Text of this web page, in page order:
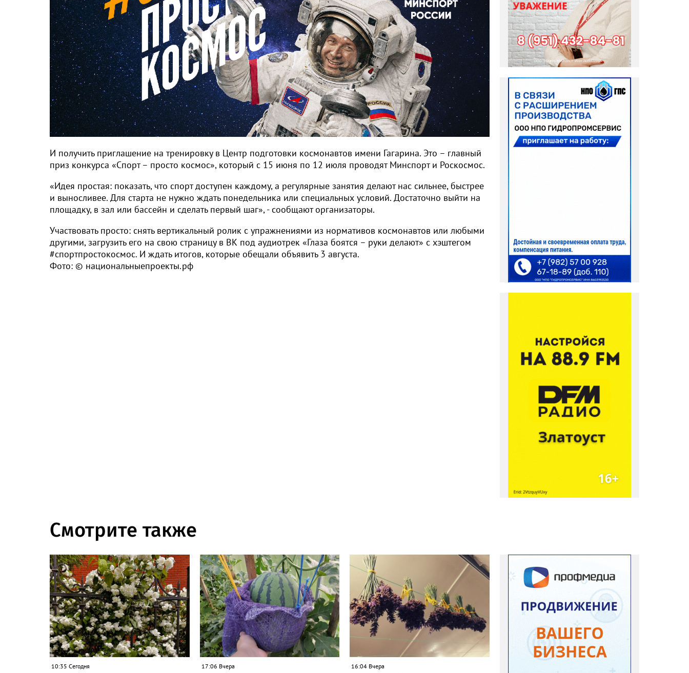
И получить приглашение на тренировку в Центр подготовки космонавтов имени Гагарина. Это – главный
приз конкурса «Спорт – просто космос», который с 15 июня по 12 июля проводят Минспорт и Роскосмос.
«Идея простая: показать, что спорт доступен каждому, а регулярные занятия делают нас сильнее, быстрее
и выносливее. Для старта не нужно ждать понедельника или специальных условий. Достаточно выйти на
площадку, в зал или бассейн и сделать первый шаг», - сообщают организаторы.
Участвовать просто: снять вертикальный ролик с упражнениями из нормативов космонавтов или любыми
другими, загрузить его на свою страницу в ВК под аудиотрек «Глаза боятся – руки делают» с хэштегом
#спортпростокосмос. И ждать итогов, которые обещали объявить 3 августа.
Фото: © национальныепроекты.рф
Смотрите также
10:35 Сегодня 17:06 Вчера 16:04 Вчера